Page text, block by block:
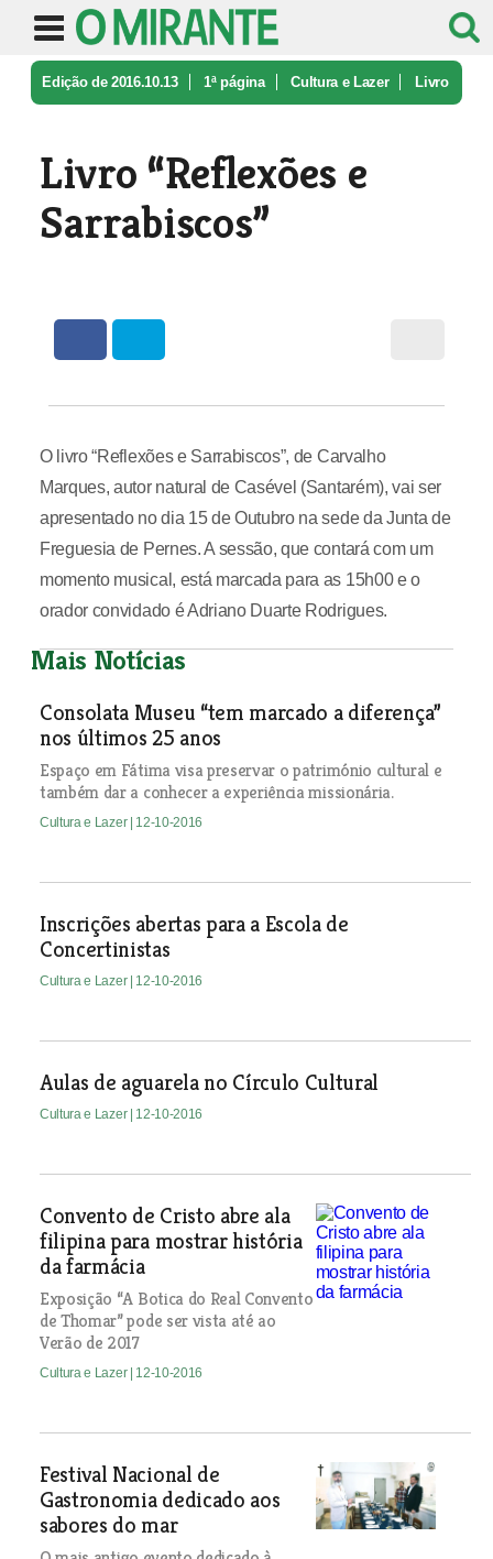
Edição de 2016.10.13 1ª página Cultura e Lazer Livro
Livro “Reflexões e
Sarrabiscos”
O livro “Reflexões e Sarrabiscos”, de Carvalho
Marques, autor natural de Casével (Santarém), vai ser
apresentado no dia 15 de Outubro na sede da Junta de
Freguesia de Pernes. A sessão, que contará com um
momento musical, está marcada para as 15h00 e o
orador convidado é Adriano Duarte Rodrigues.
Mais Notícias
Consolata Museu “tem marcado a diferença”
nos últimos 25 anos
Espaço em Fátima visa preservar o património cultural e
também dar a conhecer a experiência missionária.
Cultura e Lazer | 12-10-2016
Inscrições abertas para a Escola de
Concertinistas
Cultura e Lazer | 12-10-2016
Aulas de aguarela no Círculo Cultural
Cultura e Lazer | 12-10-2016
Convento de Cristo abre ala
filipina para mostrar história
da farmácia
Exposição “A Botica do Real Convento
de Thomar” pode ser vista até ao
Verão de 2017
Cultura e Lazer | 12-10-2016
Festival Nacional de
Gastronomia dedicado aos
sabores do mar